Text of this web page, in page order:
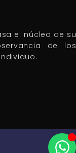
el núcleo de su
de los